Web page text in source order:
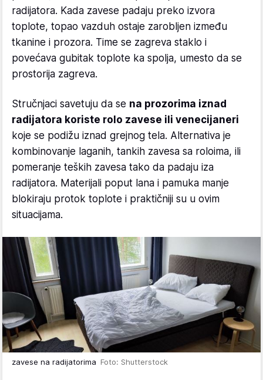
radijatora. Kada zavese padaju preko izvora
toplote, topao vazduh ostaje zarobljen između
tkanine i prozora. Time se zagreva staklo i
povećava gubitak toplote ka spolja, umesto da se
prostorija zagreva.
Stručnjaci savetuju da se na prozorima iznad
radijatora koriste rolo zavese ili venecijaneri
koje se podižu iznad grejnog tela. Alternativa je
kombinovanje laganih, tankih zavesa sa roloima, ili
pomeranje teških zavesa tako da padaju iza
radijatora. Materijali poput lana i pamuka manje
blokiraju protok toplote i praktičniji su u ovim
situacijama.
zavese na radijatorima Foto: Shutterstock